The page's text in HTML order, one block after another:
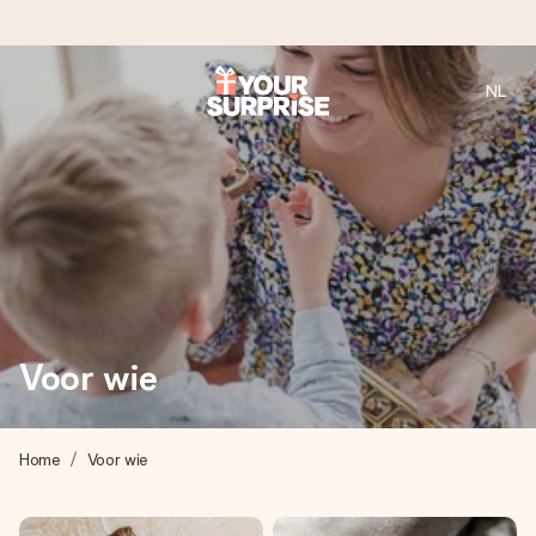
Voor 16:00 besteld, vandaag verzonden
We maken jouw cadeau met zorg en zorgen dat het
razendsnel onderweg is - zodat jij kunt geven op precies
het juiste moment, wanneer het het meeste betekent.
4,8 (gebaseerd op +8.000 reviews)
Onze cadeaus worden gewaardeerd. Klanten beoordelen
ons met een 4,7 op Google Reviews
Je maakt in een paar stappen iets unieks – met haar naam,
NL
Voor wie
Home Voor wie